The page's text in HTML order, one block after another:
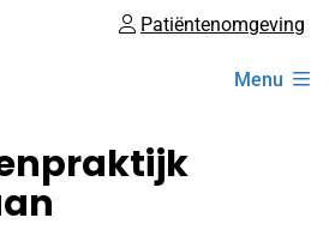
Patiëntenomgeving
Menu